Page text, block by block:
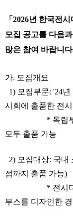
「2026년 한국전
모집 공고를 다음
많은 참여 바랍니
가. 모집개요
1) 모집부문: '24
시회에 출품한 전
* 독립부스 및
모두 출품 가능
2) 모집대상: 국내
점까지 출품 가능)
* 전시디자인
부스를 디자인한